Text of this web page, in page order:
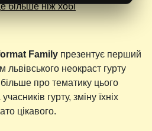
ніж хобі
Family презентує перший
неокраст гурту
про тематику цього
гурту, зміну їхніх
цікавого.